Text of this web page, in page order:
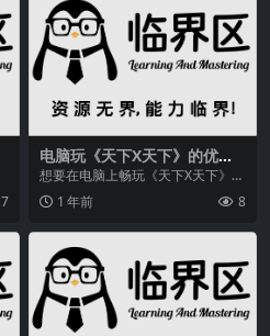
7
电脑玩《天下X天下》的优势
与耗电问题
想要在电脑上畅玩《天下X天下》手
游？本文将教你如何安装安卓模拟
器，解决手机耗电问...
1 年前 8